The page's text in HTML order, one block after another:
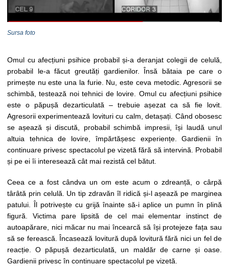
Sursa foto
Omul cu afecțiuni psihice probabil și-a deranjat colegii de celulă,
probabil le-a făcut greutăți gardienilor. Însă bătaia pe care o
primește nu este una la furie. Nu, este ceva metodic. Agresorii se
schimbă, testează noi tehnici de lovire. Omul cu afecțiuni psihice
este o păpușă dezarticulată – trebuie așezat ca să fie lovit.
Agresorii experimentează lovituri cu calm, detașați. Când obosesc
se așează și discută, probabil schimbă impresii, își laudă unul
altuia tehnica de lovire, împărtășesc experiențe. Gardienii în
continuare privesc spectacolul pe vizetă fără să intervină. Probabil
și pe ei îi interesează cât mai rezistă cel bătut.
Ceea ce a fost cândva un om este acum o zdreanță, o cârpă
târâtă prin celulă. Un tip zdravăn îl ridică și-l așează pe marginea
patului. Îl potrivește cu grijă înainte să-i aplice un pumn în plină
figură. Victima pare lipsită de cel mai elementar instinct de
autoapărare, nici măcar nu mai încearcă să își protejeze fața sau
să se ferească. Încasează lovitură după lovitură fără nici un fel de
reacție. O păpușă dezarticulată, un maldăr de carne și oase.
Gardienii privesc în continuare spectacolul pe vizetă.